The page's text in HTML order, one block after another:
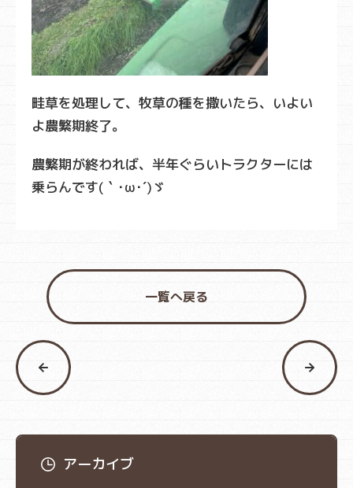
畦草を処理して、牧草の種を撒いたら、いよい
よ農繁期終了。
農繁期が終われば、半年ぐらいトラクターには
乗らんです(｀･ω･´)ゞ
一覧へ戻る
アーカイブ